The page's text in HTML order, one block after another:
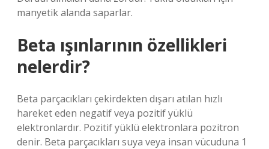
manyetik alanda saparlar.
Beta ışınlarının özellikleri
nelerdir?
Beta parçacıkları çekirdekten dışarı atılan hızlı
hareket eden negatif veya pozitif yüklü
elektronlardır. Pozitif yüklü elektronlara pozitron
denir. Beta parçacıkları suya veya insan vücuduna 1